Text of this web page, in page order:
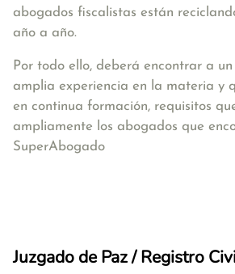
abogados fiscalistas están
año a año.
Por todo ello, deberá encontrar a
amplia experiencia en la materia y
en continua formación, requisitos
ampliamente los abogados que
SuperAbogado
Juzgado de Paz / Registro